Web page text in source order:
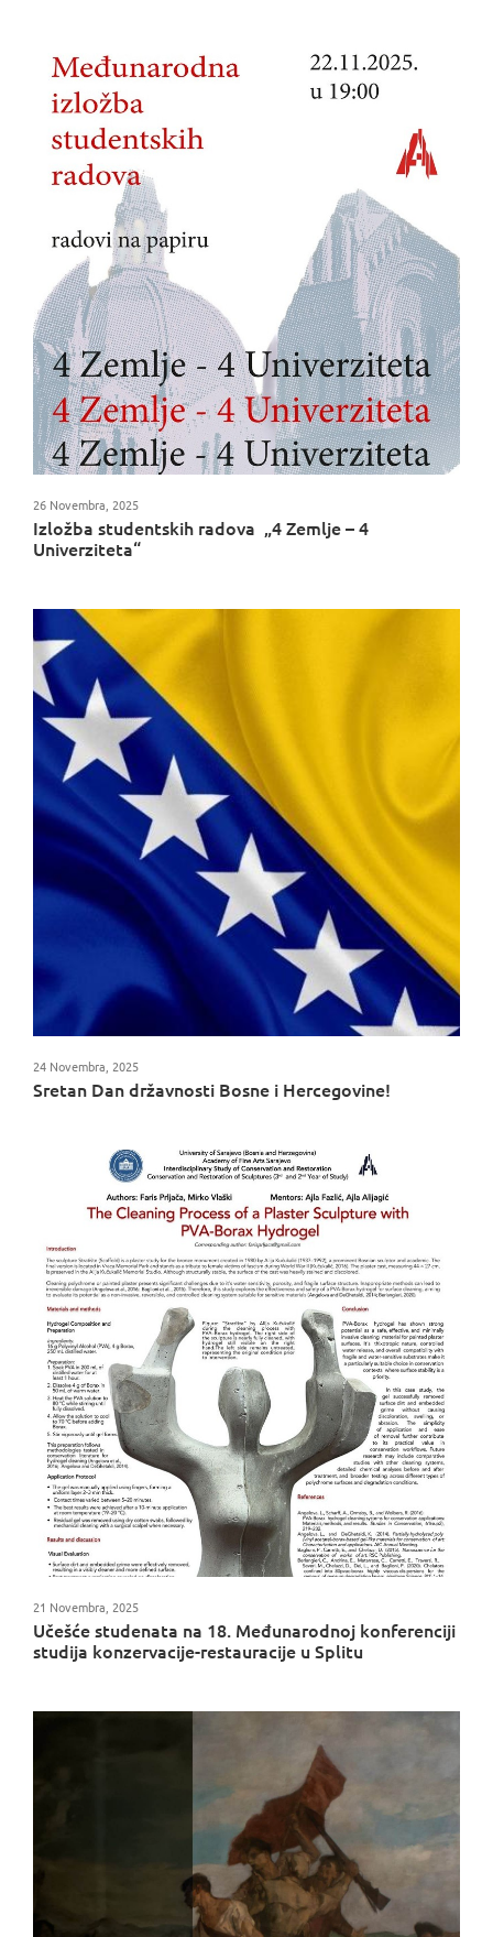
Izložba studentskih radova „4 Zemlje – 4
Univerziteta“
26 Novembra, 2025
Sretan Dan državnosti Bosne i Hercegovine!
24 Novembra, 2025
Učešće studenata na 18. Međunarodnoj konferenciji
studija konzervacije-restauracije u Splitu
21 Novembra, 2025